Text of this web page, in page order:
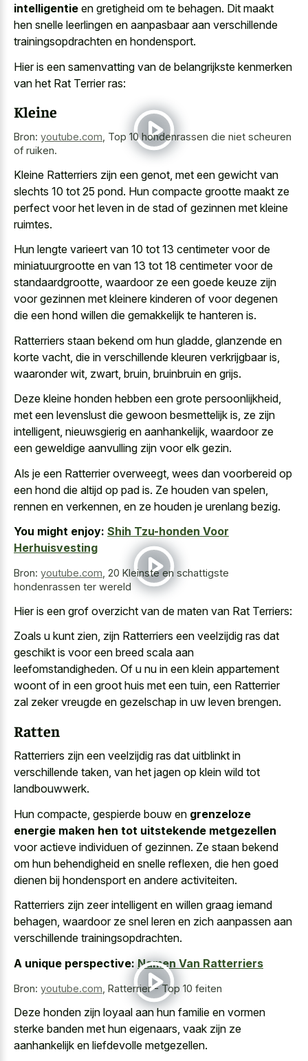
intelligentie en gretigheid om te behagen. Dit maakt
hen snelle leerlingen en aanpasbaar aan verschillende
trainingsopdrachten en hondensport.
Hier is een samenvatting van de belangrijkste kenmerken
van het Rat Terrier ras:
Kleine
Bron: youtube.com Top 10 hondenrassen die niet scheuren
of ruiken.
Kleine Ratterriers zijn een genot, met een gewicht van
slechts 10 tot 25 pond. Hun compacte grootte maakt ze
perfect voor het leven in de stad of gezinnen met kleine
ruimtes.
Hun lengte varieert van 10 tot 13 centimeter voor de
miniatuurgrootte en van 13 tot 18 centimeter voor de
standaardgrootte, waardoor ze een goede keuze zijn
voor gezinnen met kleinere kinderen of voor degenen
die een hond willen die gemakkelijk te hanteren is.
Ratterriers staan bekend om hun gladde, glanzende en
korte vacht, die in verschillende kleuren verkrijgbaar is,
waaronder wit, zwart, bruin, bruinbruin en grijs.
Deze kleine honden hebben een grote persoonlijkheid,
met een levenslust die gewoon besmettelijk is, ze zijn
intelligent, nieuwsgierig en aanhankelijk, waardoor ze
een geweldige aanvulling zijn voor elk gezin.
Als je een Ratterrier overweegt, wees dan voorbereid op
een hond die altijd op pad is. Ze houden van spelen,
rennen en verkennen, en ze houden je urenlang bezig.
You might enjoy: Shih Tzu-honden Voor
Herhuisvesting
Bron: youtube.com 20 Kleinste en schattigste
hondenrassen ter wereld
Hier is een grof overzicht van de maten van Rat Terriers:
Zoals u kunt zien, zijn Ratterriers een veelzijdig ras dat
geschikt is voor een breed scala aan
leefomstandigheden. Of u nu in een klein appartement
woont of in een groot huis met een tuin, een Ratterrier
zal zeker vreugde en gezelschap in uw leven brengen.
Ratten
Ratterriers zijn een veelzijdig ras dat uitblinkt in
verschillende taken, van het jagen op klein wild tot
landbouwwerk.
Hun compacte, gespierde bouw en grenzeloze
energie maken hen tot uitstekende metgezellen
voor actieve individuen of gezinnen. Ze staan bekend
om hun behendigheid en snelle reflexen, die hen goed
dienen bij hondensport en andere activiteiten.
Ratterriers zijn zeer intelligent en willen graag iemand
behagen, waardoor ze snel leren en zich aanpassen aan
verschillende trainingsopdrachten.
A unique perspective: Namen Van Ratterriers
Bron: youtube.com Ratterrier - Top 10 feiten
Deze honden zijn loyaal aan hun familie en vormen
sterke banden met hun eigenaars, vaak zijn ze
aanhankelijk en liefdevolle metgezellen.